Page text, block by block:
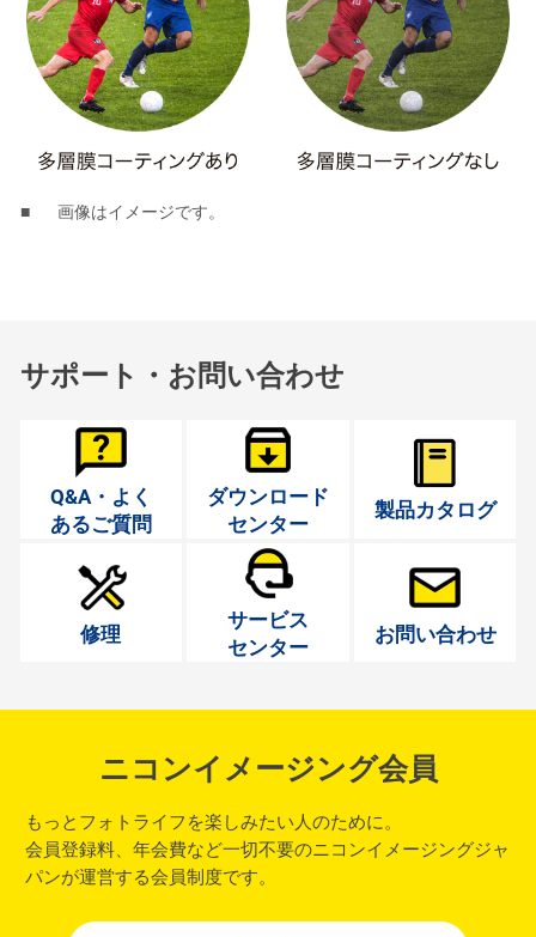
画像はイメージです。
サポート・お問い合わせ
Q&A・よく
あるご質問
ダウンロード
センター
製品カタログ
修理
サービス
センター
お問い合わせ
ニコンイメージング会員
もっとフォトライフを楽しみたい人のために。
会員登録料、年会費など一切不要のニコンイメージングジャ
パンが運営する会員制度です。